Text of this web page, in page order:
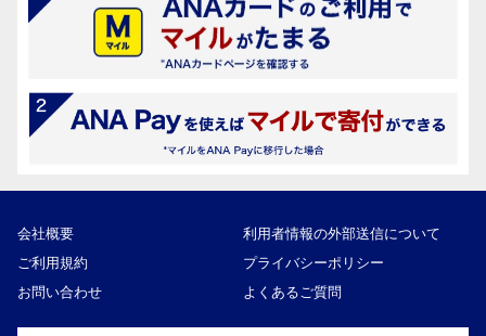
会社概要
利用者情報の外部送信について
ご利用規約
プライバシーポリシー
お問い合わせ
よくあるご質問